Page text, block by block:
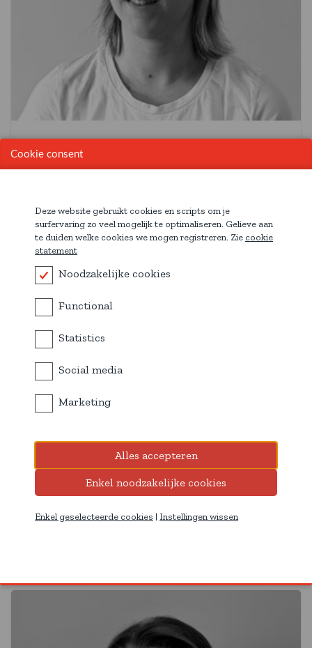
Tatiana
Cookie consent
Deze website gebruikt cookies en scripts om je
surfervaring zo veel mogelijk te optimaliseren. Gelieve aan
te duiden welke cookies we mogen registreren. Zie cookie
statement
Noodzakelijke cookies
Functional
Statistics
Social media
Marketing
Enkel geselecteerde cookies | Instellingen wissen